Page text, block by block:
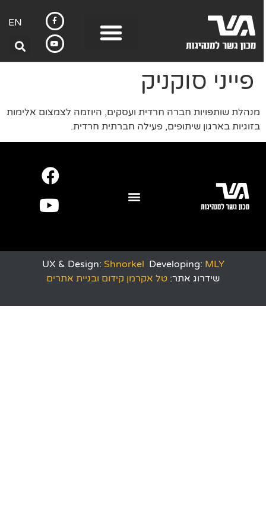
EN
פייני סוקניק
מנהלת שותפויות חברה חרדית ועסקים, היוזמה לצמצום אלימות
בזוגיות בארגון שיתופים, פעילה חברתית חרדית.
UX & Design:Shnorkel Developing:MLY
שידרוג אתר: טל אקרמן קידום ובניית אתרים